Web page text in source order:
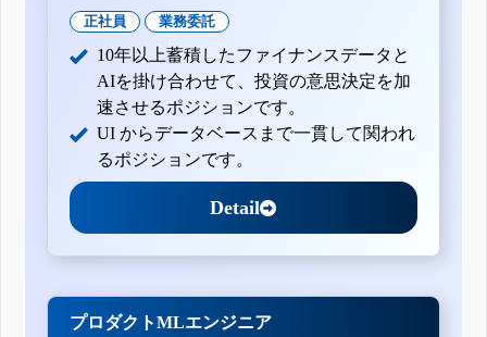
業績予想及び配当予想の修正に関するお知らせ
平成31年3月期第3四半期決算短信〔日本基準〕(連結)
平成31年3月期第2四半期決算短信〔日本基準〕(連結)
平成31年3月期第1四半期決算短信〔日本基準〕(連結)
平成30年3月期決算短信〔日本基準〕(連結)
業績予想及び配当予想の修正に関するお知らせ
平成30年3月期第3四半期決算短信〔日本基準〕(連結)
平成30年3月期第2四半期決算短信〔日本基準〕(連結)
平成30年3月期第1四半期決算短信〔日本基準〕(連結)
平成29年3月期決算短信〔日本基準〕(連結)
業績予想及び配当予想の修正に関するお知らせ
平成29年3月期第2四半期決算短信〔日本基準〕(連結)
平成29年3月期第1四半期決算短信〔日本基準〕(連結)
正社員 業務委託
10年以上蓄積したファイナンスデータと
AIを掛け合わせて、投資の意思決定を加
速させるポジションです。
UI からデータベースまで一貫して関われ
るポジションです。
Detail
プロダクトMLエンジニア